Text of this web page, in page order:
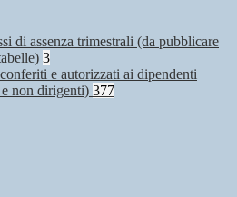
di assenza trimestrali (da pubblicare
3
e autorizzati ai dipendenti
non dirigenti) 377